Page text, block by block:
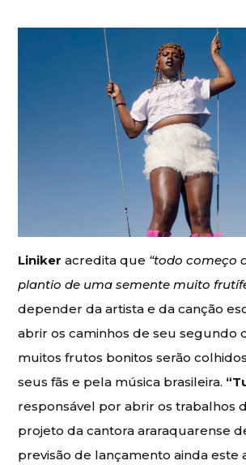
Liniker acredita que “todo começo
plantio de uma semente muito
depender da artista e da canção
abrir os caminhos de seu segundo
muitos frutos bonitos serão
seus fãs e pela música brasileira.
responsável por abrir os trabalhos
projeto da cantora araraquarense
previsão de lançamento ainda este